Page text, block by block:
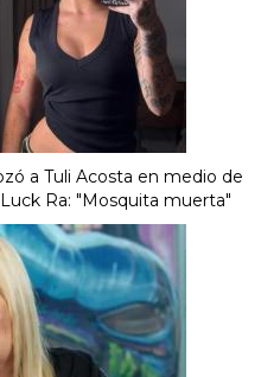
a Tuli Acosta en medio de
Ra: "Mosquita muerta"